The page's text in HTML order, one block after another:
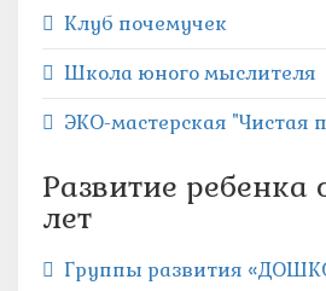
Клуб почемучек
Школа юного мыслителя
ЭКО-мастерская "Чистая
Развитие ребенка
лет
Группы развития